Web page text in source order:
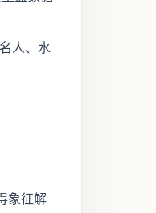
人、水
象征解